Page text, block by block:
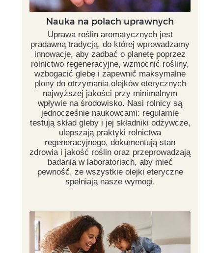
Nauka na polach uprawnych
Uprawa roślin aromatycznych jest
pradawną tradycją, do której wprowadzamy
innowacje, aby zadbać o planetę poprzez
rolnictwo regeneracyjne, wzmocnić rośliny,
wzbogacić glebę i zapewnić maksymalne
plony do otrzymania olejków eterycznych
najwyższej jakości przy minimalnym
wpływie na środowisko. Nasi rolnicy są
jednocześnie naukowcami: regularnie
testują skład gleby i jej składniki odżywcze,
ulepszają praktyki rolnictwa
regeneracyjnego, dokumentują stan
zdrowia i jakość roślin oraz przeprowadzają
badania w laboratoriach, aby mieć
pewność, że wszystkie olejki eteryczne
spełniają nasze wymogi.